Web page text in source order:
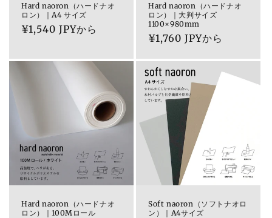
Hard naoron（ハードナオ
ロン）｜A4 サイズ
通
¥1,540 JPYから
Hard naoron（ハードナオ
ロン）｜大判サイズ
1100×980mm
通
価
格
¥1,760 JPYから
Hard naoron（ハードナオ
ロン）｜100Mロール
Soft naoron（ソフトナオロ
ン）｜A4サイズ